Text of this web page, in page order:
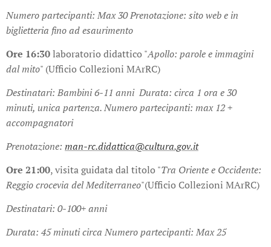
Numero partecipanti: Max 30Prenotazione: sito web e in
biglietteria fino ad esaurimento
Ore 16:30laboratorio didattico "Apollo: parole e immagini
dal mito" (Ufficio Collezioni MArRC)
Destinatari: Bambini 6-11 anni Durata: circa 1 ora e 30
minuti, unica partenza.Numero partecipanti: max 12 +
accompagnatori
Prenotazione: man-rc.didattica@cultura.gov.it
Ore 21:00, visita guidata dal titolo "Tra Oriente e Occidente:
Reggio crocevia del Mediterraneo"(Ufficio Collezioni MArRC)
Destinatari: 0-100+ anni
Durata: 45 minuti circa Numero partecipanti: Max 25